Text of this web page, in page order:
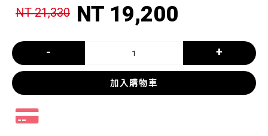
NT 21,330 NT 19,200
- +
加入購物車